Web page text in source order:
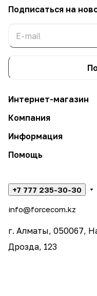
Подписаться на
Интернет-магазин
Компания
Информация
Помощь
+7 777 235-30-30
info@forcecom.kz
г. Алматы, 050067,
Дрозда, 123